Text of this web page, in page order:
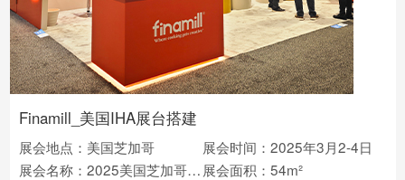
Finamill_美国IHA展台搭建
展会地点：美国芝加哥
展会时间：2025年3月2-4日
展会名称：2025美国芝加哥家庭用品展IHA 展会面积：54m²